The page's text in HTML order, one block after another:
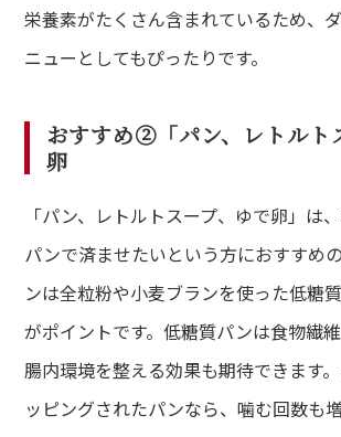
栄養素がたくさん含まれているため、
ニューとしてもぴったりです。
おすすめ②「パン、レトルト
卵
「パン、レトルトスープ、ゆで卵」は
パンで済ませたいという方におすすめ
ンは全粒粉や小麦ブランを使った低糖
がポイントです。低糖質パンは食物繊維
腸内環境を整える効果も期待できます
ッピングされたパンなら、噛む回数も